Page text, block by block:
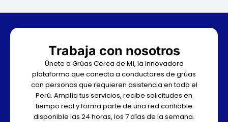
Trabaja con nosotros
Únete a Grúas Cerca de Mí, la innovadora
plataforma que conecta a conductores de grúas
con personas que requieren asistencia en todo el
Perú. Amplía tus servicios, recibe solicitudes en
tiempo real y forma parte de una red confiable
disponible las 24 horas, los 7 días de la semana.